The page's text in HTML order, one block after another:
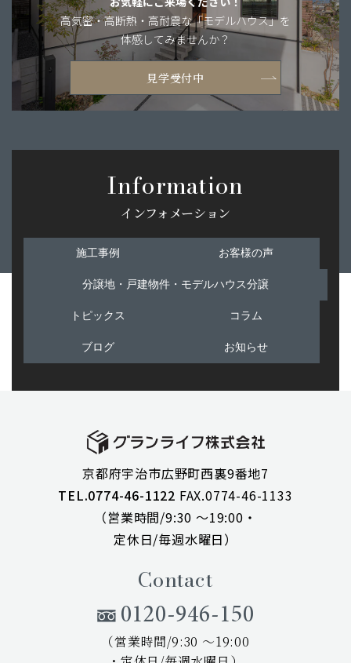
高気密・高断熱・ 高耐震な「モデルハウス」を
体感してみませんか？
見学受付中
Information
インフォメーション
施工事例 お客様の声
分譲地・戸建物件・モデルハウス分譲
トピックス コラム
ブログ お知らせ
京都府宇治市広野町西裏9番地7
TEL.0774-46-1122 FAX.0774-46-1133
（営業時間/9:30 ～19:00・
定休日/毎週水曜日）
Contact
0120-946-150
（営業時間/9:30 ～19:00